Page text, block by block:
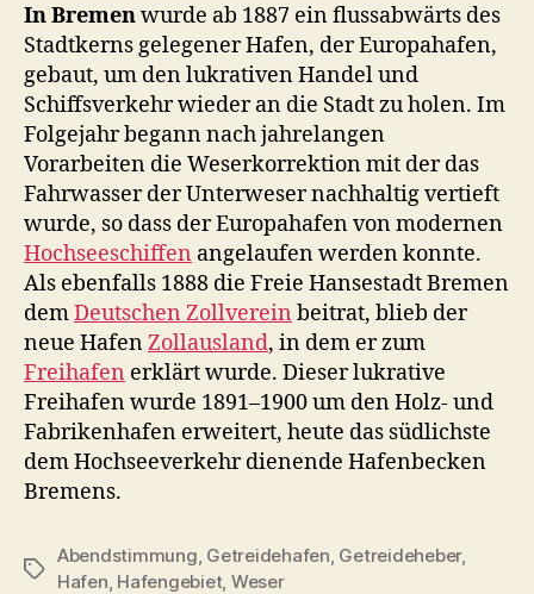
In Bremenwurde ab 1887 ein flussabwärts des
Stadtkerns gelegener Hafen, der Europahafen,
gebaut, um den lukrativen Handel und
Schiffsverkehr wieder an die Stadt zu holen. Im
Folgejahr begann nach jahrelangen
Vorarbeiten die Weserkorrektion mit der das
Fahrwasser der Unterweser nachhaltig vertieft
wurde, so dass der Europahafen von modernen
Hochseeschiffen angelaufen werden konnte.
Als ebenfalls 1888 die Freie Hansestadt Bremen
demDeutschen Zollverein beitrat, blieb der
neue HafenZollausland, in dem er zum
Freihafen erklärt wurde. Dieser lukrative
Freihafen wurde 1891–1900 um den Holz- und
Fabrikenhafen erweitert, heute das südlichste
dem Hochseeverkehr dienende Hafenbecken
Bremens.
Schlagwörter
Abendstimmung, Getreidehafen, Getreideheber,
Hafen, Hafengebiet, Weser